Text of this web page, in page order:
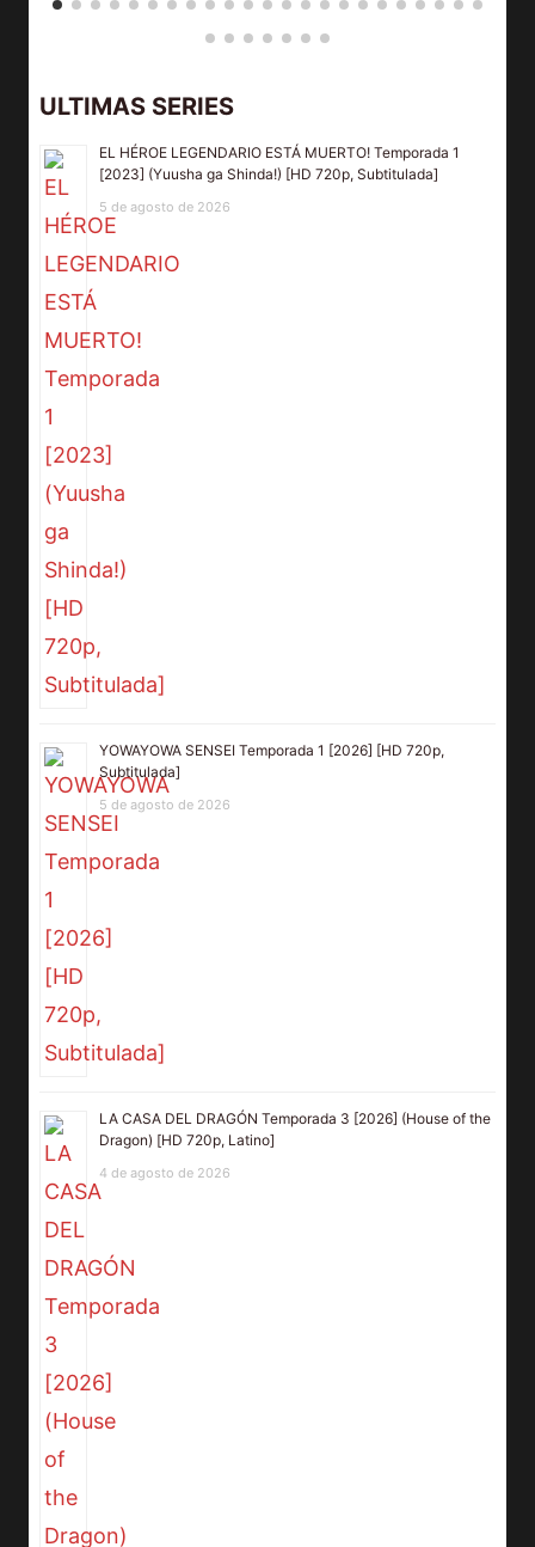
ULTIMAS SERIES
EL HÉROE LEGENDARIO ESTÁ MUERTO! Temporada 1
[2023] (Yuusha ga Shinda!) [HD 720p, Subtitulada]
5 de agosto de 2026
YOWAYOWA SENSEI Temporada 1 [2026] [HD 720p,
Subtitulada]
5 de agosto de 2026
LA CASA DEL DRAGÓN Temporada 3 [2026] (House of the
Dragon) [HD 720p, Latino]
4 de agosto de 2026